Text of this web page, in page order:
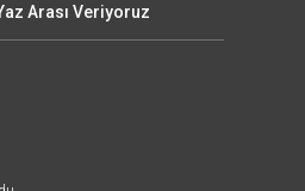
Arası Veriyoruz